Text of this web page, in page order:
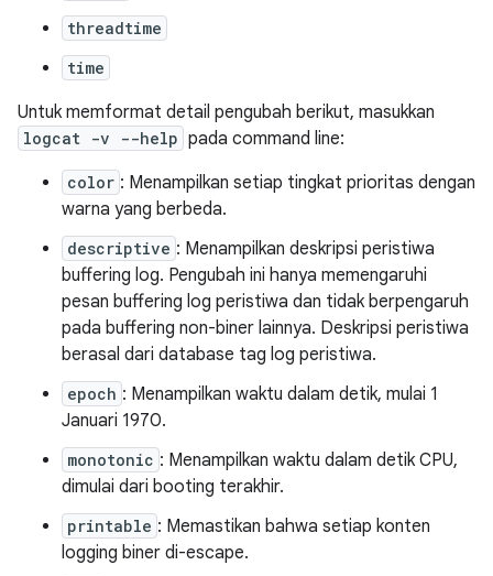
threadtime
time
Untuk memformat detail pengubah berikut, masukkan
logcat -v --help pada command line:
color : Menampilkan setiap tingkat prioritas dengan
warna yang berbeda.
descriptive : Menampilkan deskripsi peristiwa
buffering log. Pengubah ini hanya memengaruhi
pesan buffering log peristiwa dan tidak berpengaruh
pada buffering non-biner lainnya. Deskripsi peristiwa
berasal dari database tag log peristiwa.
epoch : Menampilkan waktu dalam detik, mulai 1
Januari 1970.
monotonic : Menampilkan waktu dalam detik CPU,
dimulai dari booting terakhir.
printable : Memastikan bahwa setiap konten
logging biner di-escape.